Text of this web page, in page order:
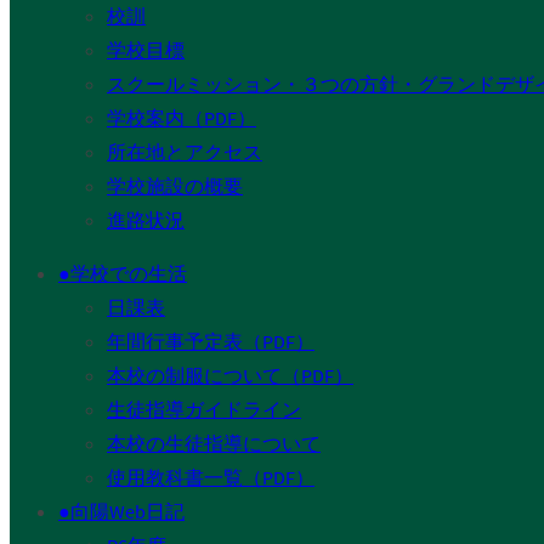
校訓
学校目標
スクールミッション・３つの方針・グランドデザ
学校案内（PDF）
所在地とアクセス
学校施設の概要
進路状況
●学校での生活
日課表
年間行事予定表（PDF）
本校の制服について（PDF）
生徒指導ガイドライン
本校の生徒指導について
使用教科書一覧（PDF）
●向陽Web日記